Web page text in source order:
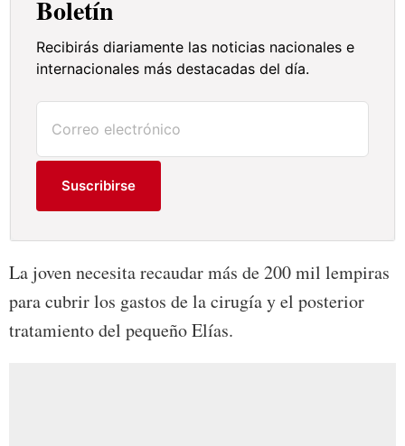
Boletín
Recibirás diariamente las noticias nacionales e
internacionales más destacadas del día.
Suscribirse
La joven necesita recaudar más de 200 mil lempiras
para cubrir los gastos de la cirugía y el posterior
tratamiento del pequeño Elías.